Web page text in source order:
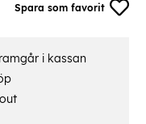
Spara som favorit
i kassan